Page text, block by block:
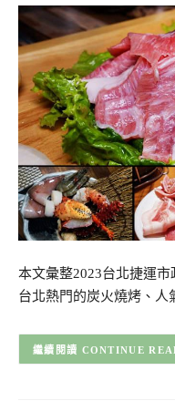
本文彙整2023台北捷運
台北熱門的炭火燒烤、
CONTINUE